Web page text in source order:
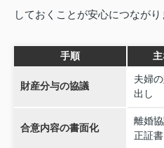
しておくことが安心につながり
手順
財産分与の協議
夫婦
出し
合意内容の書面化
離婚
正証書